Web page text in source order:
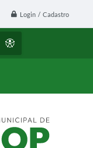
Login / Cadastro